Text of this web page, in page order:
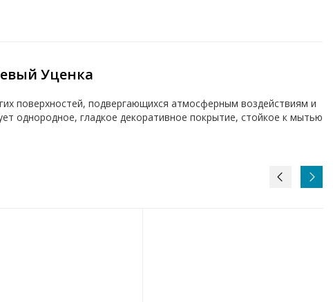
Уценка
поверхностей, подвергающихся атмосферным воздействиям и
однородное, гладкое декоративное покрытие, стойкое к мытью